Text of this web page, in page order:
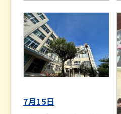
7月15日